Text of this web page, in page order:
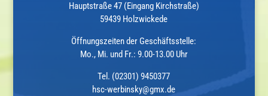
Hauptstraße 47 (Eingang Kirchstraße)
59439 Holzwickede
Öffnungszeiten der Geschäftsstelle:
Mo., Mi. und Fr.: 9.00-13.00 Uhr
Tel. (02301) 9450377
hsc-werbinsky@gmx.de